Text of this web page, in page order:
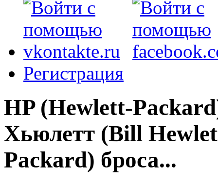
Регистрация
HP (Hewlett-
Хьюлетт (Bill
Packard) броса...